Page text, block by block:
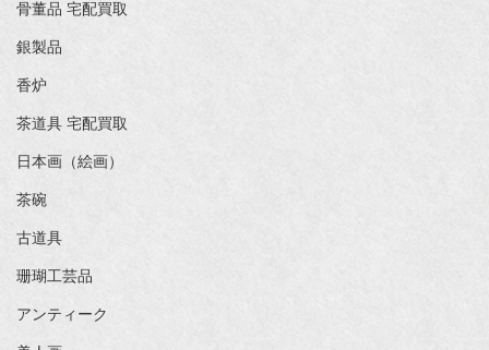
骨董品 宅配買取
銀製品
香炉
茶道具 宅配買取
日本画（絵画）
茶碗
古道具
珊瑚工芸品
アンティーク